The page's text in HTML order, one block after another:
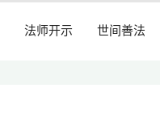
法师开示 世间善法